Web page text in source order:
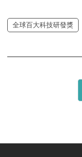
全球百大科技研發獎